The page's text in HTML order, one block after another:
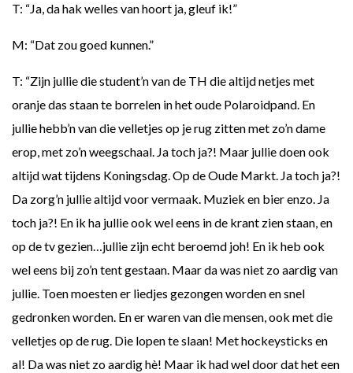
T: “Ja, da hak welles van hoort ja, gleuf ik!”
M: “Dat zou goed kunnen.”
T: “Zijn jullie die student’n van de TH die altijd netjes met
oranje das staan te borrelen in het oude Polaroidpand. En
jullie hebb’n van die velletjes op je rug zitten met zo’n dame
erop, met zo’n weegschaal. Ja toch ja?! Maar jullie doen ook
altijd wat tijdens Koningsdag. Op de Oude Markt. Ja toch ja?!
Da zorg’n jullie altijd voor vermaak. Muziek en bier enzo. Ja
toch ja?! En ik ha jullie ook wel eens in de krant zien staan, en
op de tv gezien…jullie zijn echt beroemd joh! En ik heb ook
wel eens bij zo’n tent gestaan. Maar da was niet zo aardig van
jullie. Toen moesten er liedjes gezongen worden en snel
gedronken worden. En er waren van die mensen, ook met die
velletjes op de rug. Die lopen te slaan! Met hockeysticks en
al! Da was niet zo aardig hè! Maar ik had wel door dat het een